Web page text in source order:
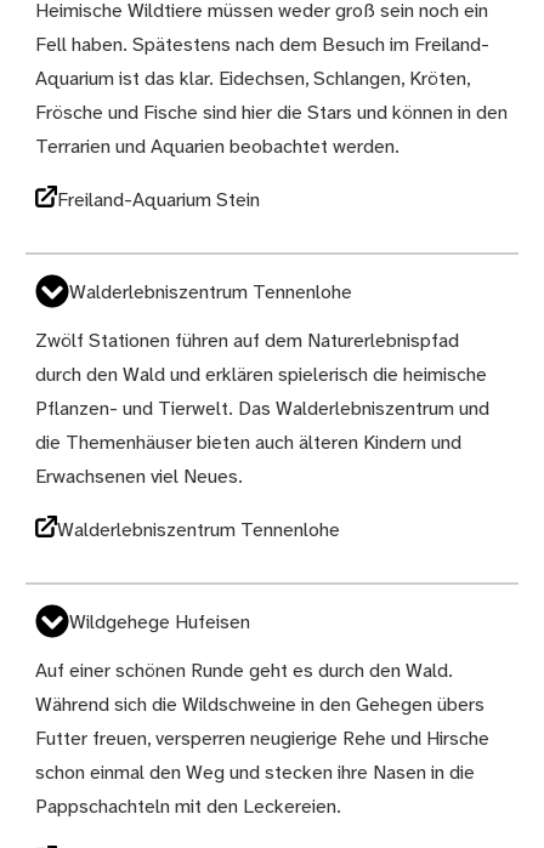
Heimische Wildtiere müssen weder groß sein noch ein
Fell haben. Spätestens nach dem Besuch im Freiland-
Aquarium ist das klar. Eidechsen, Schlangen, Kröten,
Frösche und Fische sind hier die Stars und können in den
Terrarien und Aquarien beobachtet werden.
Freiland-Aquarium Stein
Walderlebniszentrum Tennenlohe
Zwölf Stationen führen auf dem Naturerlebnispfad
durch den Wald und erklären spielerisch die heimische
Pflanzen- und Tierwelt. Das Walderlebniszentrum und
die Themenhäuser bieten auch älteren Kindern und
Erwachsenen viel Neues.
Walderlebniszentrum Tennenlohe
Wildgehege Hufeisen
Auf einer schönen Runde geht es durch den Wald.
Während sich die Wildschweine in den Gehegen übers
Futter freuen, versperren neugierige Rehe und Hirsche
schon einmal den Weg und stecken ihre Nasen in die
Pappschachteln mit den Leckereien.